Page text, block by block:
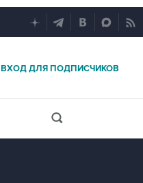
ВХОД ДЛЯ ПОДПИСЧИКОВ